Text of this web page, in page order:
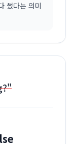
썼다는 의미